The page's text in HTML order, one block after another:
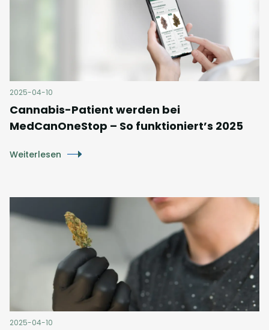
2025-04-10
Cannabis-Patient werden bei
MedCanOneStop – So funktioniert’s 2025
Weiterlesen
2025-04-10